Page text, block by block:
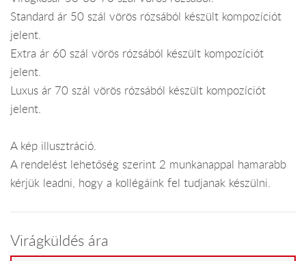
Standard ár 50 szál vörös rózsából készült kompozíciót
jelent.
Extra ár 60 szál vörös rózsából készült kompozíciót
jelent.
Luxus ár 70 szál vörös rózsából készült kompozíciót
jelent.
A kép illusztráció.
A rendelést lehetőség szerint 2 munkanappal hamarabb
kérjük leadni, hogy a kollégáink fel tudjanak készülni.
Virágküldés ára